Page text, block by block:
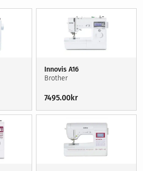
Innovis A16
Brother
7495.00kr